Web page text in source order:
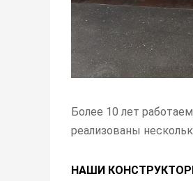
Более 10 лет
реализованы
НАШИ